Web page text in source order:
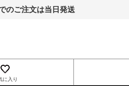
のご注文は当日発送
に入り